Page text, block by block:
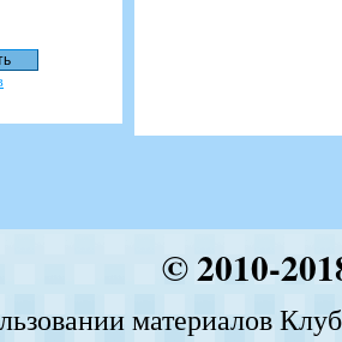
© 2010-
материалов